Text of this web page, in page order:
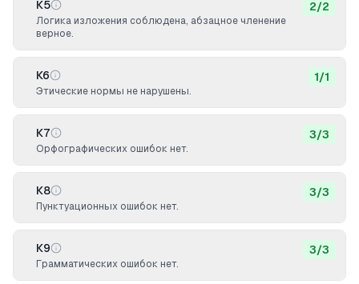
К5
Логика изложения соблюдена, абзацное членение
верное.
2/2
К6
Этические нормы не нарушены.
1/1
К7
Орфографических ошибок нет.
3/3
К8
Пунктуационных ошибок нет.
3/3
К9
Грамматических ошибок нет.
3/3